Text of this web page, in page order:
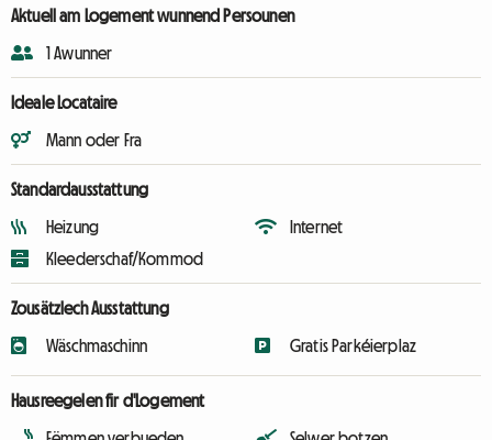
Aktuell am Logement wunnend Persounen
1 Awunner
Ideale Locataire
Mann oder Fra
Standardausstattung
Heizung
Kleederschaf/Kommod
Internet
Zousätzlech Ausstattung
Wäschmaschinn Gratis Parkéierplaz
Hausreegelen fir d'Logement